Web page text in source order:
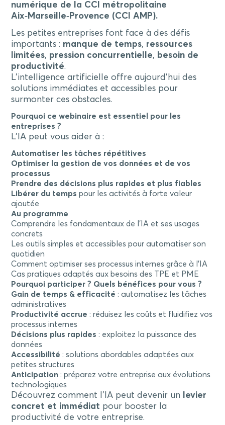
numérique de la CCI métropolitaine
Aix‑Marseille‑Provence (CCI AMP).
Les petites entreprises font face à des défis
importants : manque de temps, ressources
limitées, pression concurrentielle, besoin de
productivité.
L’intelligence artificielle offre aujourd’hui des
solutions immédiates et accessibles pour
surmonter ces obstacles.
Pourquoi ce webinaire est essentiel pour les
entreprises ?
L’IA peut vous aider à :
Automatiser les tâches répétitives
Optimiser la gestion de vos données et de vos
processus
Prendre des décisions plus rapides et plus fiables
Libérer du temps pour les activités à forte valeur
ajoutée
Au programme
Comprendre les fondamentaux de l’IA et ses usages
concrets
Les outils simples et accessibles pour automatiser son
quotidien
Comment optimiser ses processus internes grâce à l’IA
Cas pratiques adaptés aux besoins des TPE et PME
Pourquoi participer ? Quels bénéfices pour vous ?
Gain de temps & efficacité : automatisez les tâches
administratives
Productivité accrue : réduisez les coûts et fluidifiez vos
processus internes
Décisions plus rapides : exploitez la puissance des
données
Accessibilité : solutions abordables adaptées aux
petites structures
Anticipation : préparez votre entreprise aux évolutions
technologiques
Découvrez comment l’IA peut devenir un
levier
concret et immédiat pour booster la
productivité de votre entreprise.